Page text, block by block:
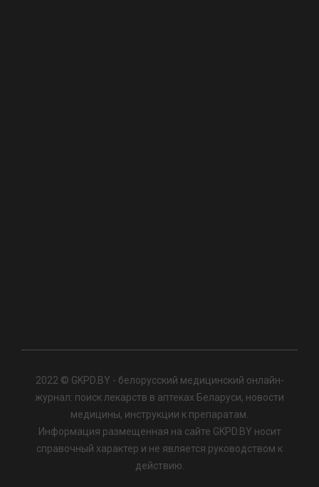
2022 © GKPD.BY - белорусский медицинский онлайн-
журнал: поиск лекарств в аптеках Беларуси, новости
медицины, инструкции к препаратам.
Информация размещенная на сайте GKPD.BY носит
справочный характер и не является руководством к
действию.